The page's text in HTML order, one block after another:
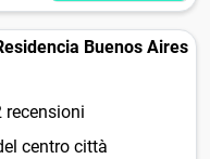
Buenos Aires
recensioni
centro città